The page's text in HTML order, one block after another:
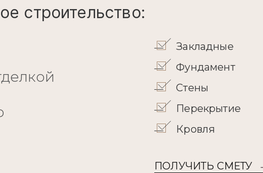
строительство:
Закладные
Фундамент
Стены
Перекрытие
Кровля
ПОЛУЧИТЬ СМЕТУ